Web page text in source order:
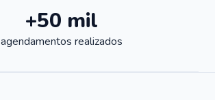
+50 mil
agendamentos realizados